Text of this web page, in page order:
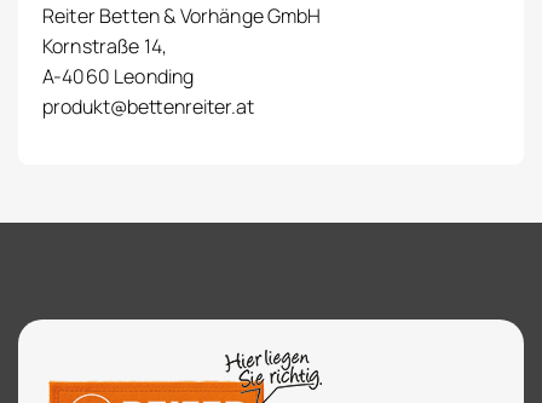
Reiter Betten & Vorhänge GmbH
Kornstraße 14,
A-4060 Leonding
produkt@bettenreiter.at